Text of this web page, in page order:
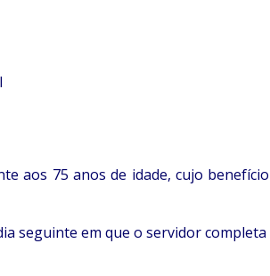
aos 75 anos de idade, cujo
seguinte em que o servidor